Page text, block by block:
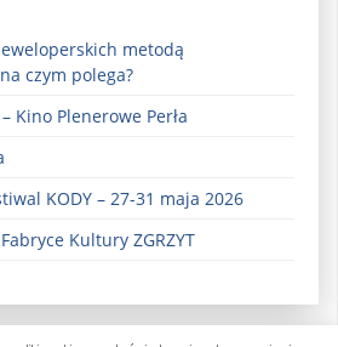
metodą
czym polega?
Kino Plenerowe Perła
KODY – 27-31 maja 2026
Kultury ZGRZYT